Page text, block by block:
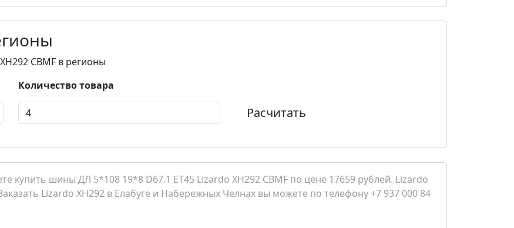
CBMF в регионы
Количество товара
Расчитать
купить шины ДЛ 5*108 19*8 D67.1 ET45 Lizardo XH292 CBMF по цене 17659 рублей. Lizardo
Lizardo XH292 в Елабуге и Набережных Челнах вы можете по телефону +7 937 000 84